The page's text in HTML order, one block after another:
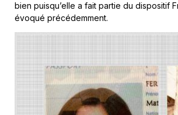
bien puisqu’elle a fait partie du dispositif
évoqué précédemment.